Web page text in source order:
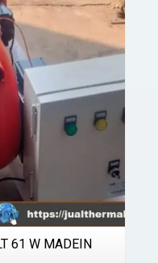
61 W MADEIN